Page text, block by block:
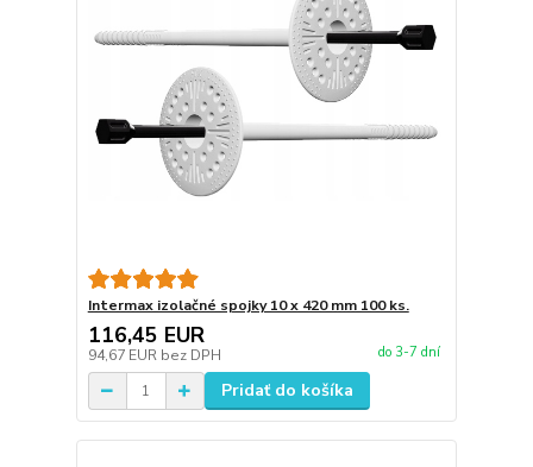
Intermax izolačné spojky 10 x 420 mm 100 ks.
116,45 EUR
94,67 EUR bez DPH do 3-7 dní
Pridať do košíka